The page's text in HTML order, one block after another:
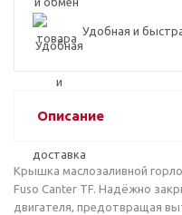
Удобная и
Описание
Крышка маслозаливной
Fuso Canter TF. Надёжно
двигателя, предотвращая